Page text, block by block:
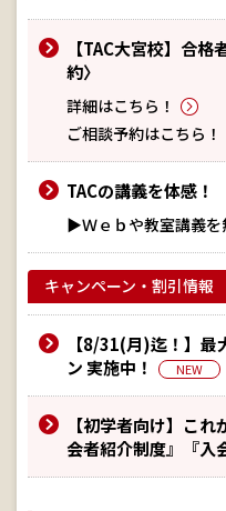
【TAC大宮校】合
約〉
詳細はこちら！
ご相談予約はこちら！
TACの講義を体感！
▶Ｗｅｂや教室講義を
キャンペーン・割引情報
【8/31(月)迄！】
ン 実施中！
NEW
【初学者向け】こ
会者紹介制度』『入